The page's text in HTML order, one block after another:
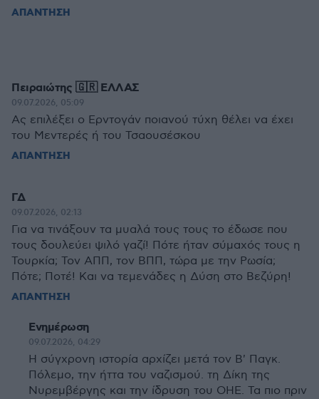
ΑΠΑΝΤΗΣΗ
Πειραιώτης 🇬🇷 ΕΛΛΑΣ
09.07.2026, 05:09
Ας επιλέξει ο Ερντογάν ποιανού τύχη θέλει να έχει
του Μεντερές ή του Τσαουσέσκου
ΑΠΑΝΤΗΣΗ
ΓΔ
09.07.2026, 02:13
Για να τινάξουν τα μυαλά τους τους το έδωσε που
τους δουλεύει ψιλό γαζί! Πότε ήταν σύμαχός τους η
Τουρκία; Τον ΑΠΠ, τον ΒΠΠ, τώρα με την Ρωσία;
Πότε; Ποτέ! Και να τεμενάδες η Δύση στο Βεζύρη!
ΑΠΑΝΤΗΣΗ
Ενημέρωση
09.07.2026, 04:29
H σύγχρονη ιστορία αρχίζει μετά τον Β' Παγκ.
Πόλεμο, την ήττα του ναζισμού. τη Δίκη της
Νυρεμβέργης και την ίδρυση του ΟΗΕ. Τα πιο πριν